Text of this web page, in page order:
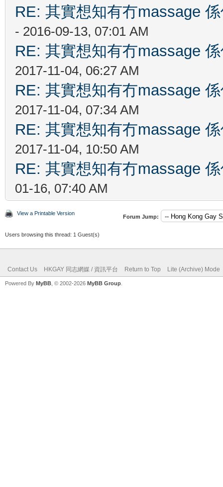
RE: 其實想知有冇massage
- 2016-09-13, 07:01 AM
RE: 其實想知有冇massage
2017-11-04, 06:27 AM
RE: 其實想知有冇massage
2017-11-04, 07:34 AM
RE: 其實想知有冇massage
2017-11-04, 10:50 AM
RE: 其實想知有冇massage
01-16, 07:40 AM
View a Printable Version
Forum Jump:
Users browsing this thread: 1 Guest(s)
Contact Us HKGAY 同志網媒 / 資訊平台 Return to Top Lite (Archive) Mode
Powered By MyBB , © 2002-2026 MyBB Group